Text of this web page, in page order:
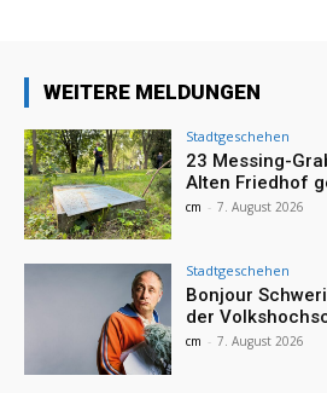
WEITERE MELDUNGEN
Stadtgeschehen
23 Messing-
Alten Friedhof
cm - 7. August 2026
Stadtgeschehen
Bonjour
der
cm - 7. August 2026